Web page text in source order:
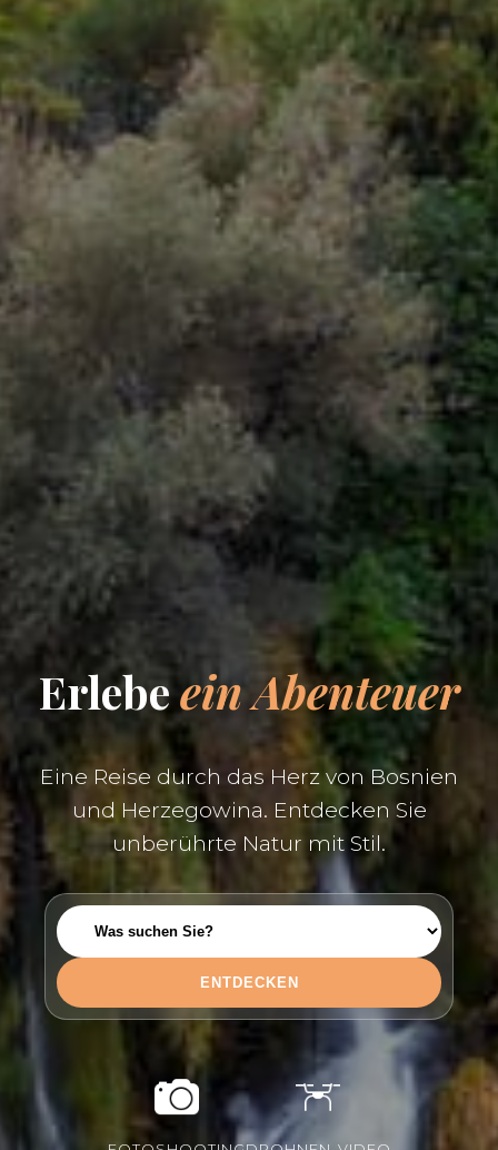
Erlebeein Abenteuer
Eine Reise durch das Herz von Bosnien
und Herzegowina. Entdecken Sie
unberührte Natur mit Stil.
ENTDECKEN